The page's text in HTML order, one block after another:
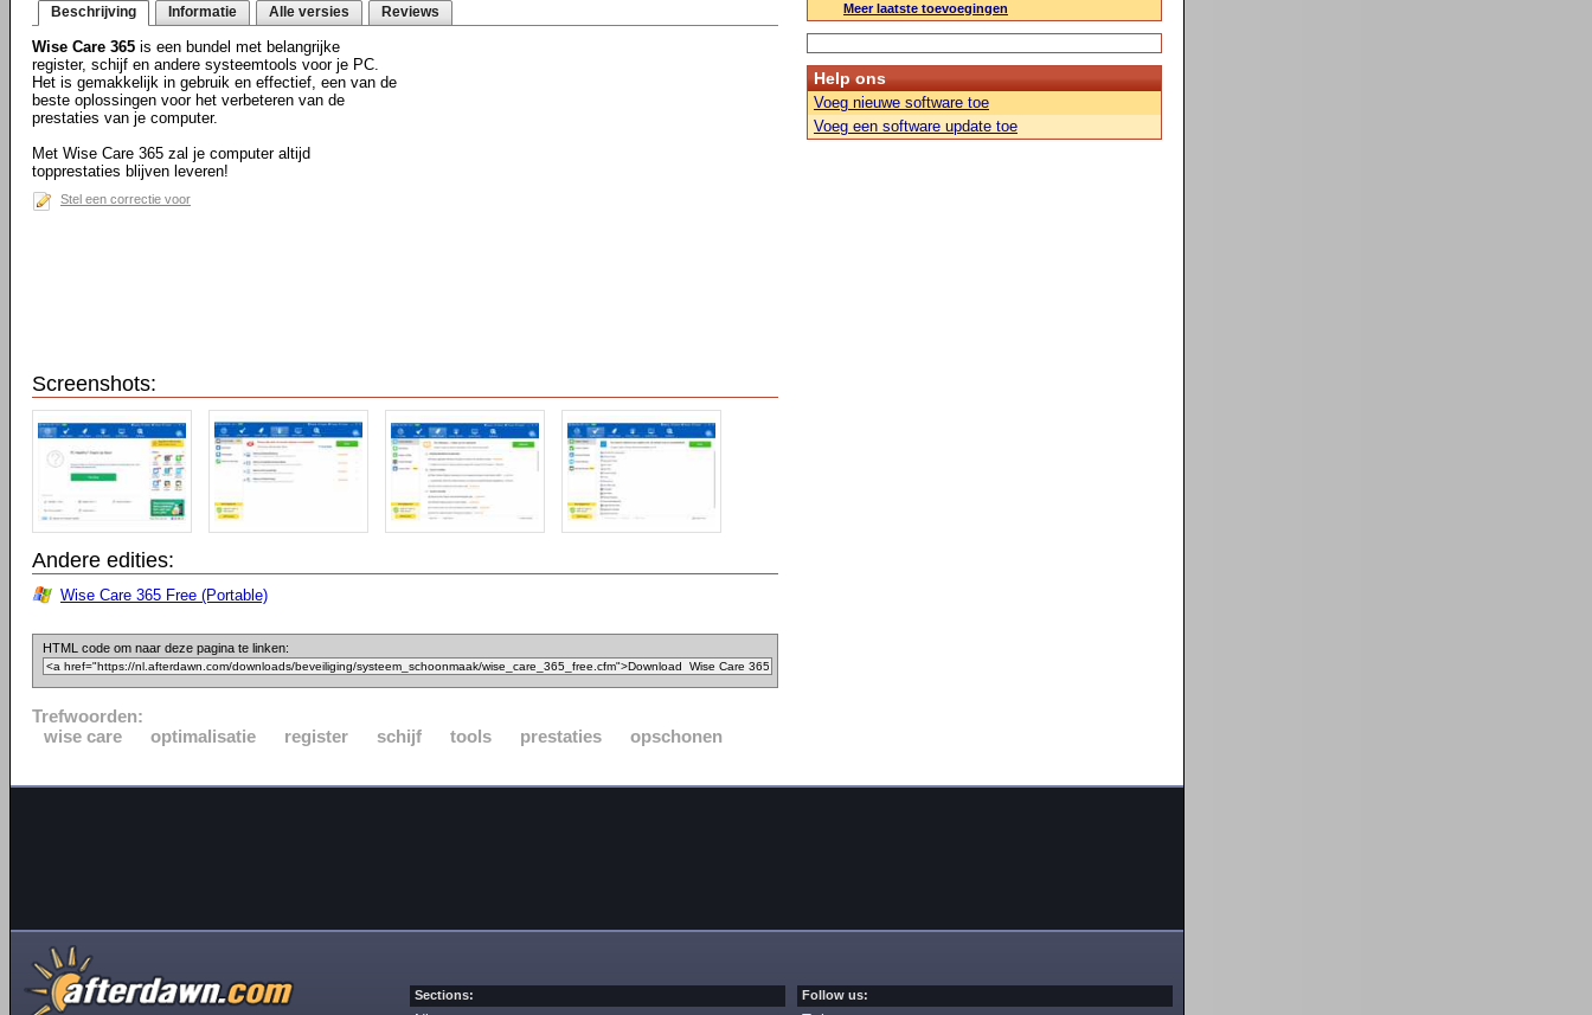
Beschrijving Informatie Alle versies Reviews
Wise Care 365 is een bundel met belangrijke
register, schijf en andere systeemtools voor je PC.
Het is gemakkelijk in gebruik en effectief, een van de
beste oplossingen voor het verbeteren van de
prestaties van je computer.
Met Wise Care 365 zal je computer altijd
topprestaties blijven leveren!
Stel een correctie voor
Screenshots:
Andere edities:
Wise Care 365 Free (Portable)
HTML code om naar deze pagina te linken:
Trefwoorden:
wise care
optimalisatie register schijf tools prestaties opschonen
Meer laatste toevoegingen
Help ons
Voeg nieuwe software toe
Voeg een software update toe
Sections: Follow us: